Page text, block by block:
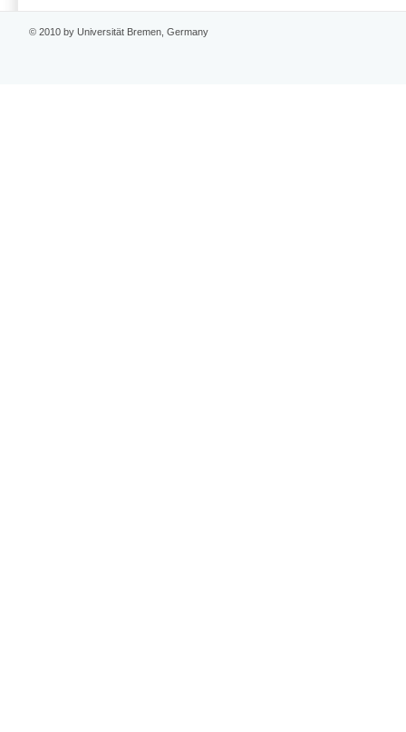
© 2010 by Universität Bremen, Germany